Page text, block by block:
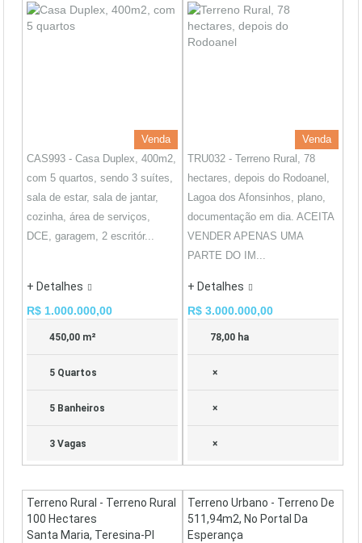
Venda
CAS993 - Casa Duplex, 400m2,
com 5 quartos, sendo 3 suítes,
sala de estar, sala de jantar,
cozinha, área de serviços,
DCE, garagem, 2 escritór...
+ Detalhes
R$ 1.000.000,00
450,00 m²
5 Quartos
5 Banheiros
3 Vagas
Venda
TRU032 - Terreno Rural, 78
hectares, depois do Rodoanel,
Lagoa dos Afonsinhos, plano,
documentação em dia. ACEITA
VENDER APENAS UMA
PARTE DO IM...
+ Detalhes
R$ 3.000.000,00
78,00 ha
×
×
×
Terreno Rural - Terreno Rural
100 Hectares
Santa Maria, Teresina-PI
Terreno Urbano - Terreno De
511,94m2, No Portal Da
Esperança